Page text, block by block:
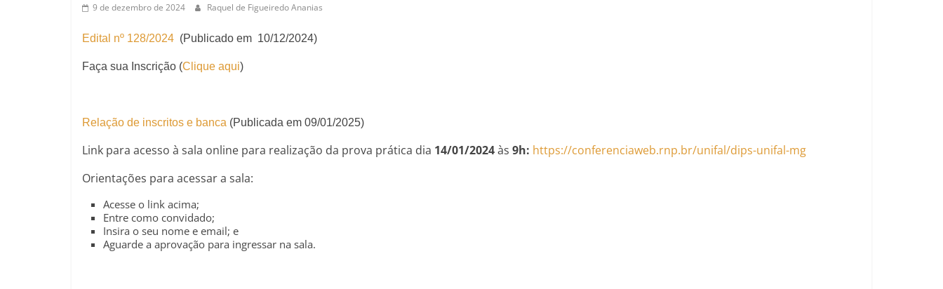
9 de dezembro de 2024 Raquel de Figueiredo Ananias
Edital nº 128/2024 (Publicado em 10/12/2024)
Faça sua Inscrição (Clique aqui)
Relação de inscritos e banca (Publicada em 09/01/2025)
Link para acesso à sala online para realização da prova prática dia 14/01/2024às 9h: https://conferenciaweb.rnp.br/unifal/dips-unifal-mg
Orientações para acessar a sala:
Acesse o link acima;
Entre como convidado;
Insira o seu nome e email; e
Aguarde a aprovação para ingressar na sala.